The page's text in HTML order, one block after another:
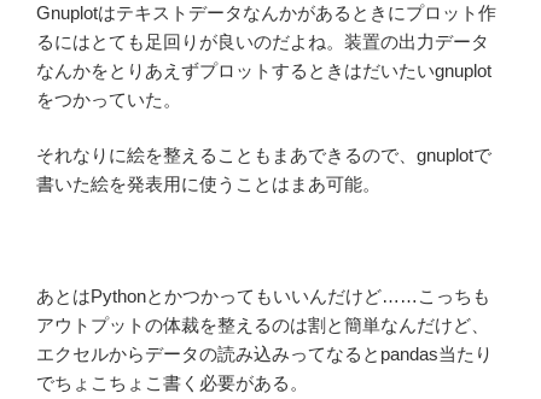
Gnuplotはテキストデータなんかがあるときにプロット作
るにはとても足回りが良いのだよね。装置の出力データ
なんかをとりあえずプロットするときはだいたいgnuplot
をつかっていた。
それなりに絵を整えることもまあできるので、gnuplotで
書いた絵を発表用に使うことはまあ可能。
あとはPythonとかつかってもいいんだけど……こっちも
アウトプットの体裁を整えるのは割と簡単なんだけど、
エクセルからデータの読み込みってなるとpandas当たり
でちょこちょこ書く必要がある。